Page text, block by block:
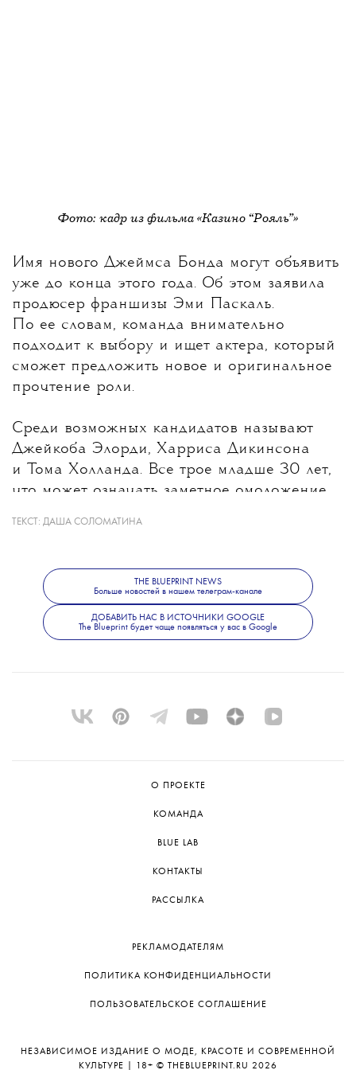
Фото: кадр из фильма «Казино “Рояль”»
Имя нового Джеймса Бонда могут объявить
уже до конца этого года. Об этом заявила
продюсер франшизы Эми Паскаль.
По ее словам, команда внимательно
подходит к выбору и ищет актера, который
сможет предложить новое и оригинальное
прочтение роли.
Среди возможных кандидатов называют
Джейкоба Элорди, Харриса Дикинсона
и Тома Холланда. Все трое младше 30 лет,
что может означать заметное омоложение
не исключают, что роль получит
неизвестный широкой публике актер.
Режиссером следующего фильма станет
Дени Вильнев.
ТЕКСТ: ДАША СОЛОМАТИНА
THE BLUEPRINT NEWS
Больше новостей в нашем телеграм-канале
ДОБАВИТЬ НАС В ИСТОЧНИКИ GOOGLE
The Blueprint будет чаще появляться у вас в Google
О ПРОЕКТЕ
КОМАНДА
BLUE LAB
КОНТАКТЫ
РАССЫЛКА
РЕКЛАМОДАТЕЛЯМ
ПОЛИТИКА КОНФИДЕНЦИАЛЬНОСТИ
ПОЛЬЗОВАТЕЛЬСКОЕ СОГЛАШЕНИЕ
НЕЗАВИСИМОЕ ИЗДАНИЕ О МОДЕ, КРАСОТЕ И СОВРЕМЕННОЙ
КУЛЬТУРЕ | 18+ © THEBLUEPRINT.RU 2026